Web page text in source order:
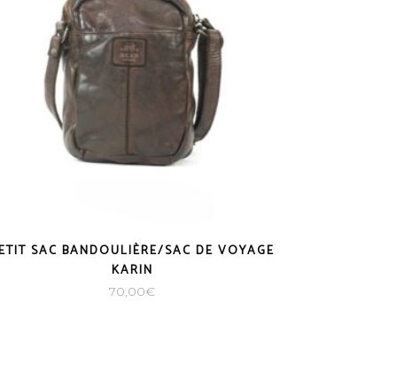
SAC BANDOULIÈRE/SAC DE VOYAGE
KARIN
70,00€